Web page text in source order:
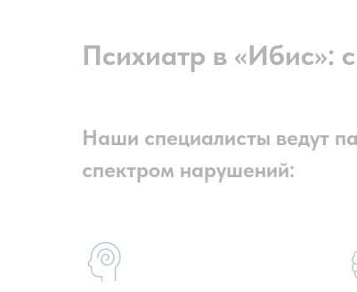
Психиатр в «Ибис»:
Наши специалисты ведут
спектром нарушений: